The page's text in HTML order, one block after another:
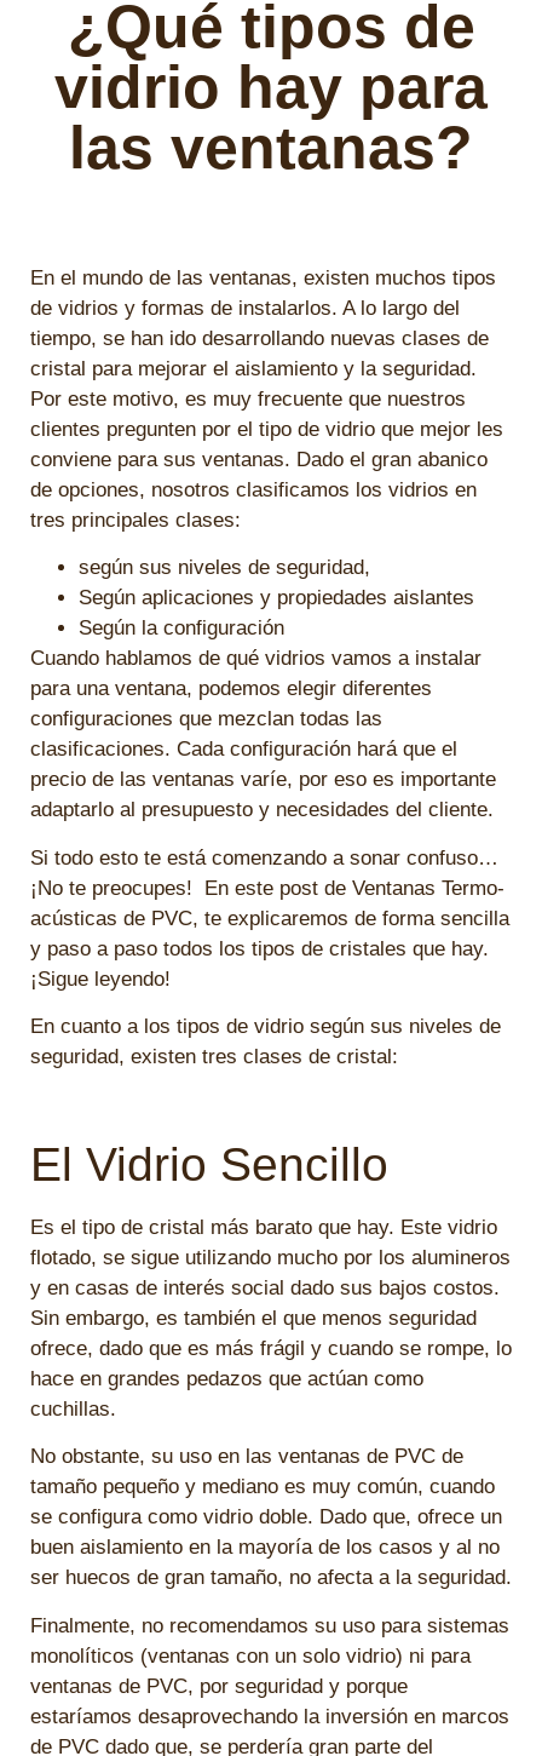
¿Qué tipos de
vidrio hay para
las ventanas?
En el mundo de las ventanas, existen muchos tipos
de vidrios y formas de instalarlos. A lo largo del
tiempo, se han ido desarrollando nuevas clases de
cristal para mejorar el aislamiento y la seguridad.
Por este motivo, es muy frecuente que nuestros
clientes pregunten por el tipo de vidrio que mejor les
conviene para sus ventanas. Dado el gran abanico
de opciones, nosotros clasificamos los vidrios en
tres principales clases:
según sus niveles de seguridad,
Según aplicaciones y propiedades aislantes
Según la configuración
Cuando hablamos de qué vidrios vamos a instalar
para una ventana, podemos elegir diferentes
configuraciones que mezclan todas las
clasificaciones. Cada configuración hará que el
precio de las ventanas varíe, por eso es importante
adaptarlo al presupuesto y necesidades del cliente.
Si todo esto te está comenzando a sonar confuso…
¡No te preocupes! En este post de Ventanas Termo-
acústicas de PVC, te explicaremos de forma sencilla
y paso a paso todos los tipos de cristales que hay.
¡Sigue leyendo!
En cuanto a los tipos de vidrio según sus niveles de
seguridad, existen tres clases de cristal:
El Vidrio Sencillo
Es el tipo de cristal más barato que hay. Este vidrio
flotado, se sigue utilizando mucho por los alumineros
y en casas de interés social dado sus bajos costos.
Sin embargo, es también el que menos seguridad
ofrece, dado que es más frágil y cuando se rompe, lo
hace en grandes pedazos que actúan como
cuchillas.
No obstante, su uso en las ventanas de PVC de
tamaño pequeño y mediano es muy común, cuando
se configura como vidrio doble. Dado que, ofrece un
buen aislamiento en la mayoría de los casos y al no
ser huecos de gran tamaño, no afecta a la seguridad.
Finalmente, no recomendamos su uso para sistemas
monolíticos (ventanas con un solo vidrio) ni para
ventanas de PVC, por seguridad y porque
estaríamos desaprovechando la inversión en marcos
de PVC dado que, se perdería gran parte del